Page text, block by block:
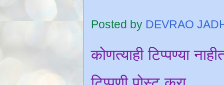
Posted by DEVRAO
कोणत्याही टिप्पण्‍या